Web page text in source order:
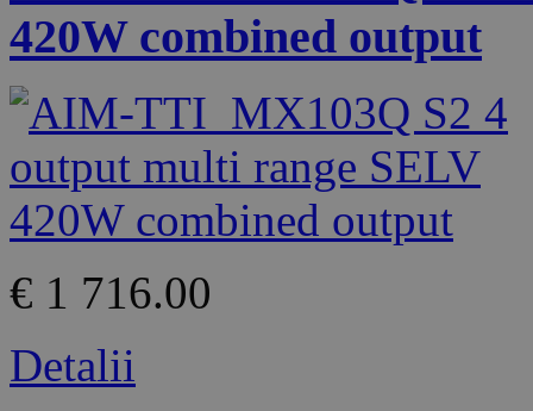
420W combined output
€ 1 716.00
Detalii